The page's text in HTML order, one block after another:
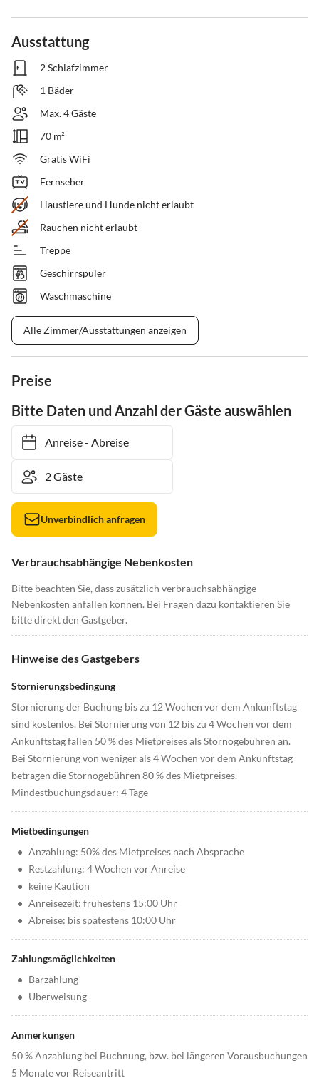
Ausstattung
2 Schlafzimmer
1 Bäder
Max. 4 Gäste
70 m²
Gratis WiFi
Fernseher
Haustiere und Hunde nicht erlaubt
Rauchen nicht erlaubt
Treppe
Geschirrspüler
Waschmaschine
Alle Zimmer/Ausstattungen anzeigen
Preise
Bitte Daten und Anzahl der Gäste auswählen
Anreise- Abreise
Unverbindlich anfragen
Verbrauchsabhängige Nebenkosten
Bitte beachten Sie, dass zusätzlich verbrauchsabhängige
Nebenkosten anfallen können. Bei Fragen dazu kontaktieren Sie
bitte direkt den Gastgeber.
Hinweise des Gastgebers
Stornierungsbedingung
Stornierung der Buchung bis zu 12 Wochen vor dem Ankunftstag
sind kostenlos. Bei Stornierung von 12 bis zu 4 Wochen vor dem
Ankunftstag fallen 50 % des Mietpreises als Stornogebühren an.
Bei Stornierung von weniger als 4 Wochen vor dem Ankunftstag
betragen die Stornogebühren 80 % des Mietpreises.
Mindestbuchungsdauer: 4 Tage
Mietbedingungen
• Anzahlung: 50% des Mietpreises nach Absprache
• Restzahlung: 4 Wochen vor Anreise
• keine Kaution
• Anreisezeit: frühestens 15:00 Uhr
• Abreise: bis spätestens 10:00 Uhr
Zahlungsmöglichkeiten
• Barzahlung
• Überweisung
Anmerkungen
50 % Anzahlung bei Buchnung, bzw. bei längeren Vorausbuchungen
5 Monate vor Reiseantritt